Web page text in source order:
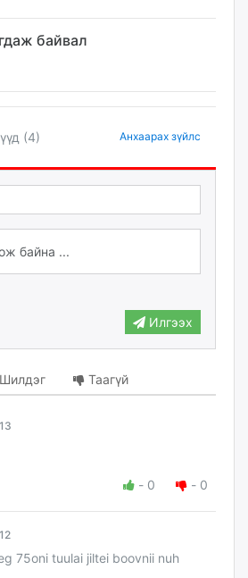
байвал
(4) Анхаарах зүйлс
Илгээх
Шилдэг Таагүй
- 0 - 0
75oni tuulai jiltei boovnii nuh